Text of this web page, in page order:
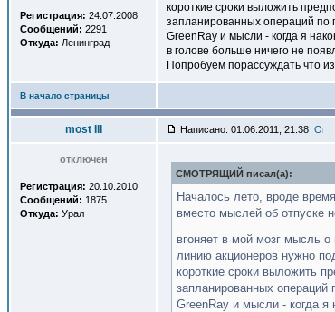
Регистрация: 24.07.2008
Сообщений: 2291
Откуда: Ленинград
короткие сроки выложить
запланированных операций по
GreenRay и мысли - когда я
в голове больше ничего не
Попробуем порассуждать что
В начало страницы
most III Написано: 01.06.2011, 21:38
отключен
Регистрация: 20.10.2010
Сообщений: 1875
Откуда: Урал
СМОТРЯЩИЙ писал(a):
Началось лето, вроде
вместо мыслей об отпуске
вгоняет в мой мозг мысль
линию акционеров нужно
короткие сроки выложить
запланированных операций
GreenRay и мысли - когда я